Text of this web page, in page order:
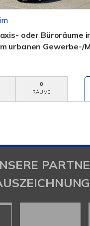
oder Büroräume
urbanen Gewerbe-/
8
RÄUME